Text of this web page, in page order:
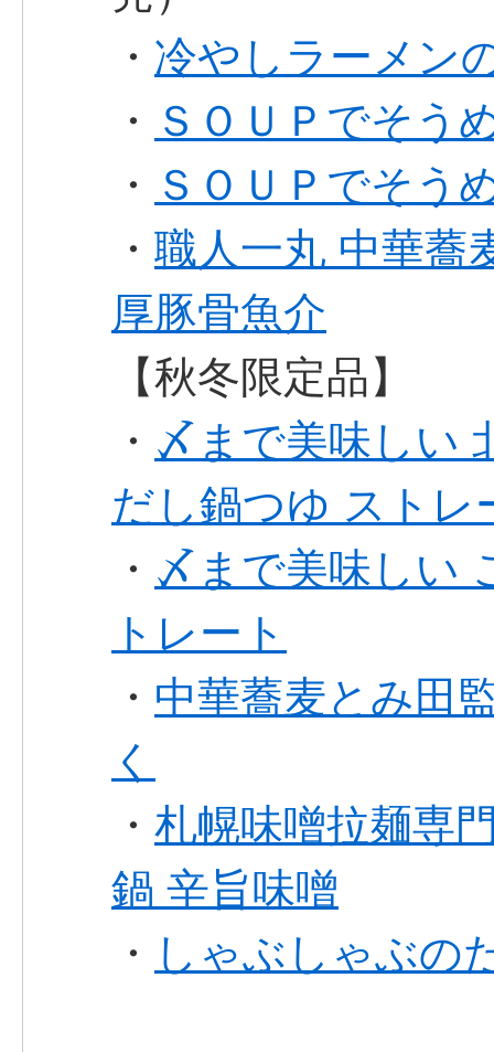
・ 冷やしラーメン
・ ＳＯＵＰでそう
・ ＳＯＵＰでそう
・ 職人一丸 中華蕎
厚豚骨魚介
【秋冬限定品】
・ 〆まで美味しい
だし鍋つゆ ストレ
・ 〆まで美味しい
トレート
・ 中華蕎麦とみ田
く
・ 札幌味噌拉麺専
鍋 辛旨味噌
・ しゃぶしゃぶの